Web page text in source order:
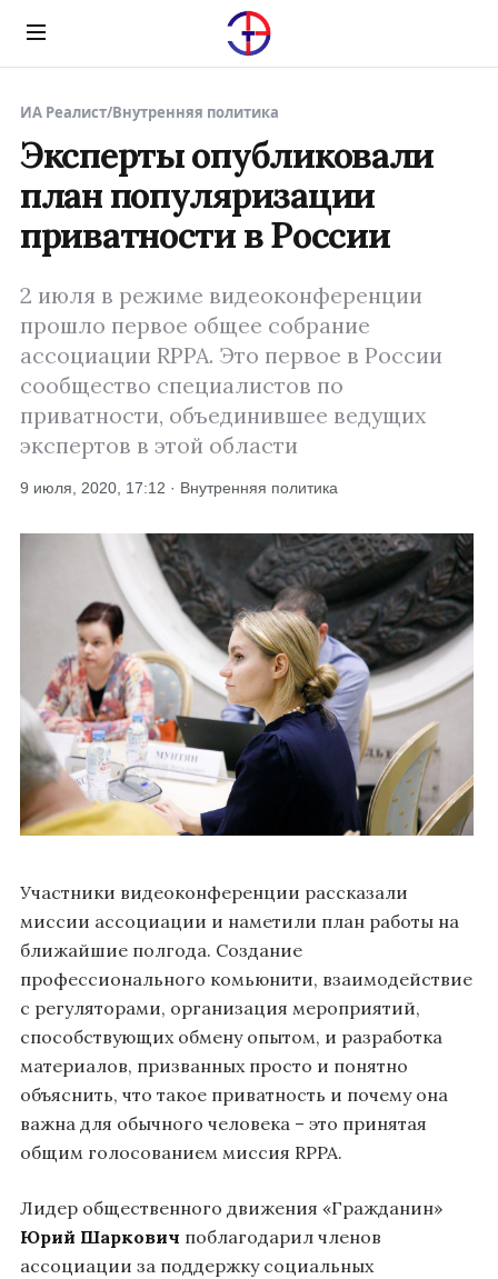
Menu
ИА Реалист/Внутренняя политика
Эксперты опубликовали
план популяризации
приватности в России
2 июля в режиме видеоконференции
прошло первое общее собрание
ассоциации RPPA. Это первое в России
сообщество специалистов по
приватности, объединившее ведущих
экспертов в этой области
9 июля, 2020, 17:12 · Внутренняя политика
Участники видеоконференции рассказали
миссии ассоциации и наметили план работы на
ближайшие полгода. Создание
профессионального комьюнити, взаимодействие
с регуляторами, организация мероприятий,
способствующих обмену опытом, и разработка
материалов, призванных просто и понятно
объяснить, что такое приватность и почему она
важна для обычного человека – это принятая
общим голосованием миссия RPPA.
Лидер общественного движения «Гражданин»
Юрий Шаркович поблагодарил членов
ассоциации за поддержку социальных